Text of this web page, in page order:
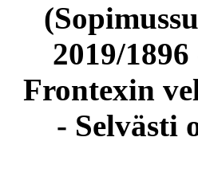
2019/
Frontexin
- Selvästi